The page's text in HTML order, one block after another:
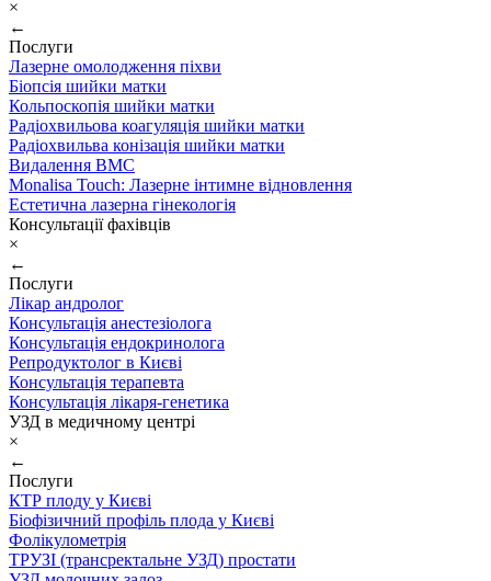
×
←
Послуги
Лазерне омолодження піхви
Біопсія шийки матки
Кольпоскопія шийки матки
Радіохвильова коагуляція шийки матки
Радіохвильва конізація шийки матки
Видалення ВМС
Monalisa Touch: Лазерне інтимне відновлення
Естетична лазерна гінекологія
Консультації фахівців
×
←
Послуги
Лікар андролог
Консультація анестезіолога
Консультація ендокринолога
Репродуктолог в Києві
Консультація терапевта
Консультація лікаря-генетика
УЗД в медичному центрі
×
←
Послуги
КТР плоду у Києві
Біофізичний профіль плода у Києві
Фолікулометрія
ТРУЗІ (трансректальне УЗД) простати